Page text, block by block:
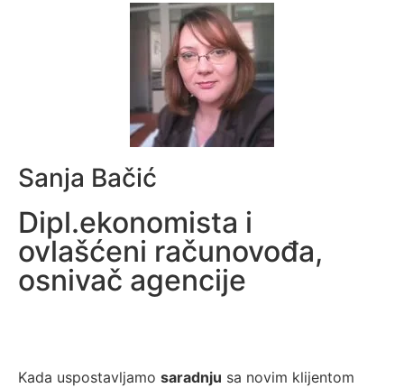
Sanja Bačić
Dipl.ekonomista i
ovlašćeni računovođa,
osnivač agencije
Kada uspostavljamo saradnju sa novim klijentom